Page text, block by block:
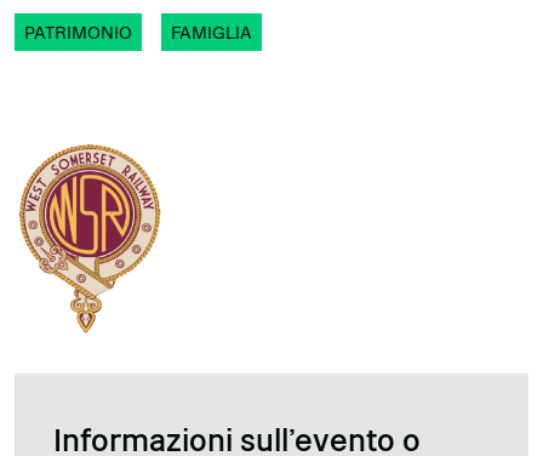
PATRIMONIO FAMIGLIA
Informazioni sull'evento o